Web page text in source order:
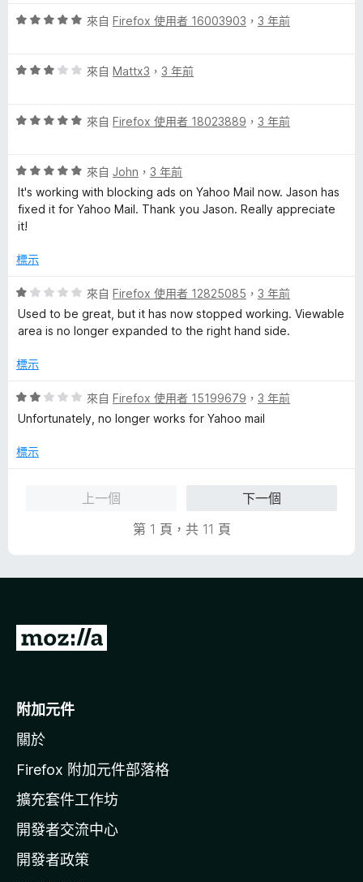
分
滿
分
評
分
分
來自 Firefox 使用者 16003903 ， 3 年前
評
分
分
5
分
來自 Mattx3 ， 3 年前
評
分
，
滿
分
分
來自 Firefox 使用者 18023889 ， 3 年前
評
價
5
分
滿
5
分
來自 John ， 3 年前
It's working with blocking ads on Yahoo Mail now. Jason has
fixed it for Yahoo Mail. Thank you Jason. Really appreciate
it!
標示
評
價
1
，
分
5
來自 Firefox 使用者 12825085 ， 3 年前
Used to be great, but it has now stopped working. Viewable
area is no longer expanded to the right hand side.
標示
評
價
分
來自 Firefox 使用者 15199679 ， 3 年前
Unfortunately, no longer works for Yahoo mail
標示
上一個
下一個
第 1 頁，共 11 頁
前
o
i
l
a
官
網
附加元件
關於
Firefox 附加元件部落格
擴充套件工作坊
開發者交流中心
開發者政策